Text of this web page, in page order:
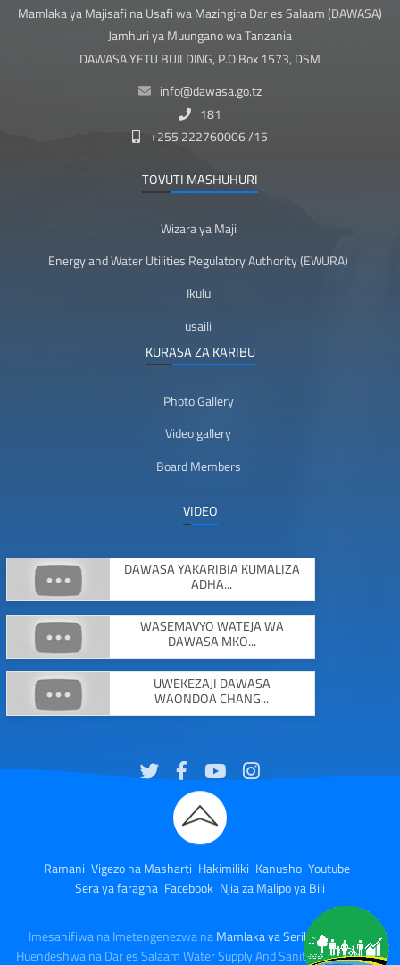
Mamlaka ya Majisafi na Usafi wa Mazingira Dar es Salaam (DAWASA)
Jamhuri ya Muungano wa Tanzania
DAWASA YETU BUILDING, P.O Box 1573, DSM
info@dawasa.go.tz
181
+255 222760006 /15
TOVUTI MASHUHURI
Wizara ya Maji
Energy and Water Utilities Regulatory Authority (EWURA)
Ikulu
usaili
KURASA ZA KARIBU
Photo Gallery
Video gallery
Board Members
VIDEO
DAWASA YAKARIBIA KUMALIZA
ADHA...
WASEMAVYO WATEJA WA
DAWASA MKO...
UWEKEZAJI DAWASA
WAONDOA CHANG...
Ramani Vigezo na Masharti Hakimiliki Kanusho Youtube
Sera ya faragha Facebook Njia za Malipo ya Bili
Imesanifiwa na Imetengenezwa naMamlaka ya Serikali Mtandao
Huendeshwa na Dar es Salaam Water Supply And Sanitation Authority